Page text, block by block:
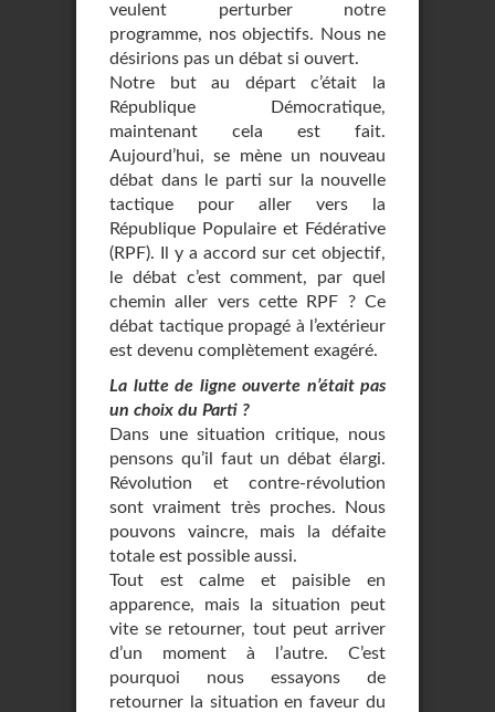
veulent perturber notre
programme, nos objectifs. Nous ne
désirions pas un débat si ouvert.
Notre but au départ c’était la
République Démocratique,
maintenant cela est fait.
Aujourd’hui, se mène un nouveau
débat dans le parti sur la nouvelle
tactique pour aller vers la
République Populaire et Fédérative
(RPF). Il y a accord sur cet objectif,
le débat c’est comment, par quel
chemin aller vers cette RPF ? Ce
débat tactique propagé à l’extérieur
est devenu complètement exagéré.
La lutte de ligne ouverte n’était pas
un choix du Parti ?
Dans une situation critique, nous
pensons qu’il faut un débat élargi.
Révolution et contre-révolution
sont vraiment très proches. Nous
pouvons vaincre, mais la défaite
totale est possible aussi.
Tout est calme et paisible en
apparence, mais la situation peut
vite se retourner, tout peut arriver
d’un moment à l’autre. C’est
pourquoi nous essayons de
retourner la situation en faveur du